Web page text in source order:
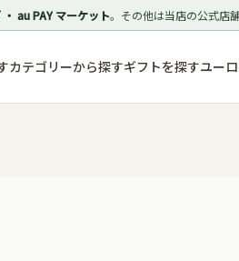
au PAY マーケット。その他は当店の公式店
カテゴリーから探すギフトを探すユー